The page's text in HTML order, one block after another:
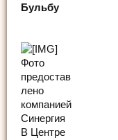
Бульбу
Фото
предостав
лено
компанией
Синергия
В Центре